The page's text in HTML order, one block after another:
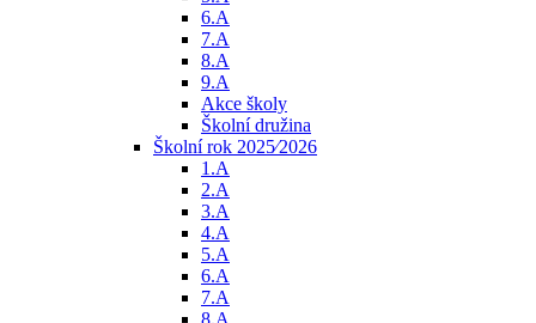
6.A
7.A
8.A
9.A
Akce školy
Školní družina
Školní rok 2025⁄2026
1.A
2.A
3.A
4.A
5.A
6.A
7.A
8.A